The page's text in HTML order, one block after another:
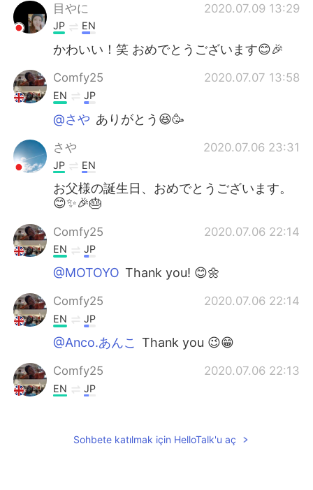
目やに 2020.07.09 13:29
JP EN
かわいい！笑 おめでとうございます😊🎉
Comfy25 2020.07.07 13:58
EN JP
@さや ありがとう😆🥳
さや 2020.07.06 23:31
JP EN
お父様の誕生日、おめでとうございます。
😊✨🎉🎂
Comfy25 2020.07.06 22:14
EN JP
@MOTOYO Thank you! 😊🌼
Comfy25 2020.07.06 22:14
EN JP
@Anco.あんこ Thank you 😉😁
Comfy25 2020.07.06 22:13
EN JP
Sohbete katılmak için HelloTalk'u aç